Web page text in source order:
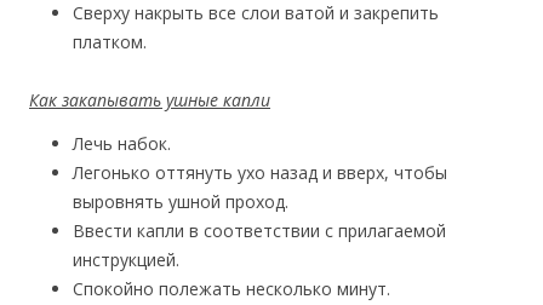
Сверху накрыть все слои ватой и закрепить
платком.
Как закапывать ушные капли
Лечь набок.
Легонько оттянуть ухо назад и вверх, чтобы
выровнять ушной проход.
Ввести капли в соответствии с прилагаемой
инструкцией.
Спокойно полежать несколько минут.